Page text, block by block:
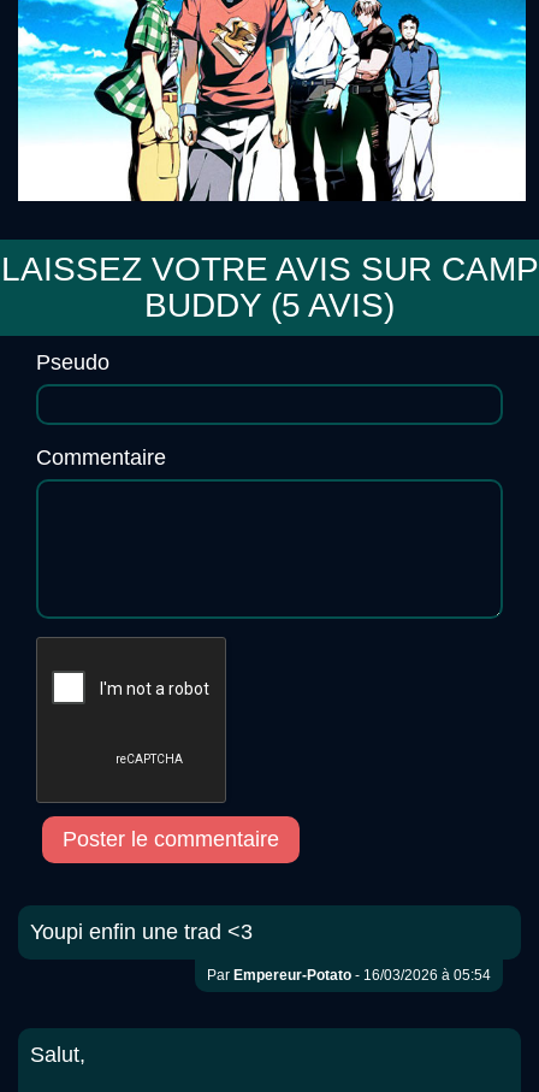
Slow Damage
LAISSEZ VOTRE AVIS SUR CAMP
BUDDY (5 AVIS)
Pseudo
Commentaire
Poster le commentaire
Youpi enfin une trad <3
Par Empereur-Potato - 16/03/2026 à 05:54
Salut,